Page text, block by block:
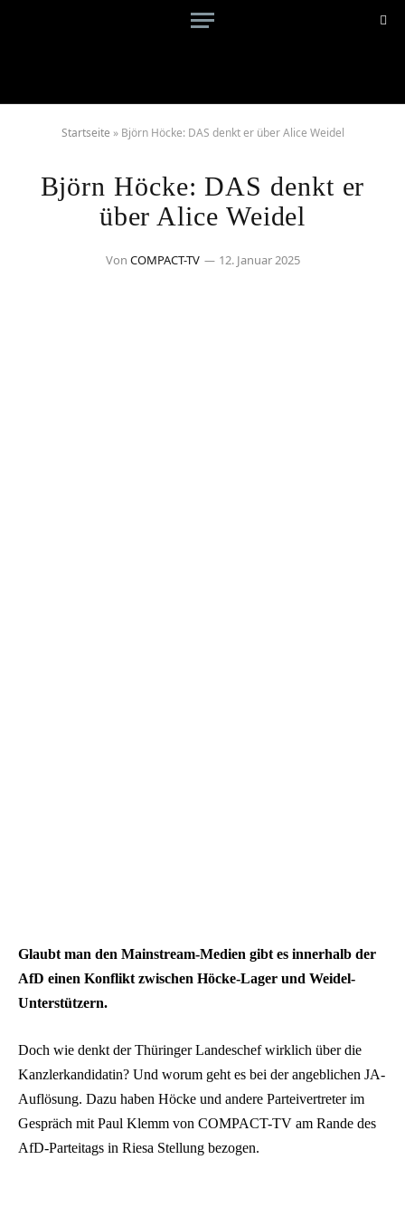
Startseite » Björn Höcke: DAS denkt er über Alice Weidel
Björn Höcke: DAS denkt er
über Alice Weidel
Von COMPACT-TV 12. Januar 2025
Glaubt man den Mainstream-Medien gibt es innerhalb der
AfD einen Konflikt zwischen Höcke-Lager und Weidel-
Unterstützern.
Doch wie denkt der Thüringer Landeschef wirklich über die
Kanzlerkandidatin? Und worum geht es bei der angeblichen JA-
Auflösung. Dazu haben Höcke und andere Parteivertreter im
Gespräch mit Paul Klemm von COMPACT-TV am Rande des
AfD-Parteitags in Riesa Stellung bezogen.